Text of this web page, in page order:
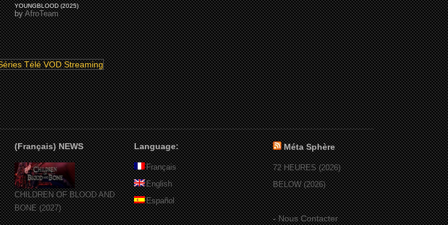
YOUNGBLOOD (2025)
byAfroTeam
(Français) NEWS
CHILDREN OF BLOOD AND
BONE (2027)
Language:
Français
English
Español
Méta Sphère
72 HEURES (2026)
BELOW (2026)
-Nous Contacter